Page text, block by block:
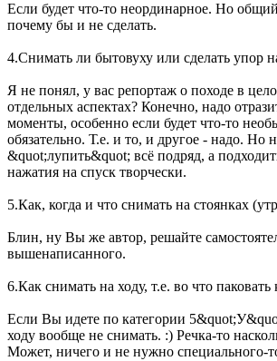
Если будет что-то неординарное. Но
почему бы и не сделать.
4.Снимать ли бытовуху или сделать упор
Я не понял, у вас репортаж о походе в
отдельных аспектах? Конечно, надо
моменты, особенно если будет что-то
обязательно. Т.е. и то, и другое - надо. Но
&quot;лупить&quot; всё подряд, а
нажатия на спуск творчески.
5.Как, когда и что снимать на стоянках
Блин, ну Вы же автор, решайте
вышенаписанного.
6.Как снимать на ходу, т.е. во что паковать
Если Вы идете по категории
ходу вообще не снимать. :) Речка-то
Может, ничего и не нужно специального-